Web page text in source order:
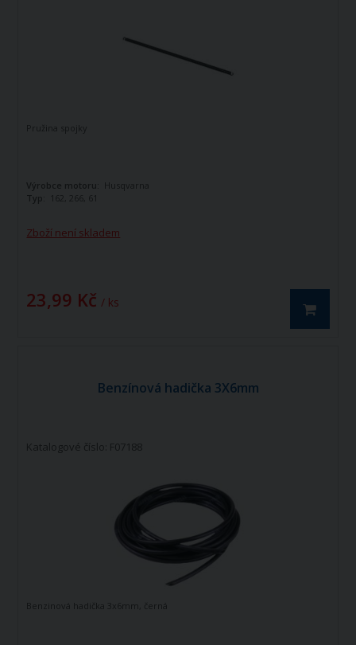
Zboží není skladem
23,99 Kč / ks
Pružina spojky
Výrobce motoru: Husqvarna
Typ:
162, 266, 61
Benzínová hadička 3X6mm
Katalogové číslo: F07188
Benzinová hadička 3x6mm, černá